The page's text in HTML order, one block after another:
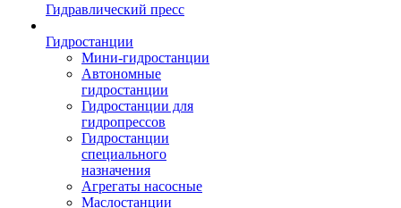
Гидравлический пресс
Гидростанции
Мини-гидростанции
Автономные
гидростанции
Гидростанции для
гидропрессов
Гидростанции
специального
назначения
Агрегаты насосные
Маслостанции